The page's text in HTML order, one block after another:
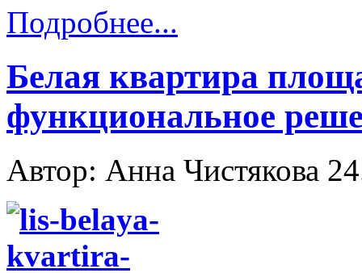
Подробнее...
Белая квартира
функциональное
Автор: Анна Чистякова